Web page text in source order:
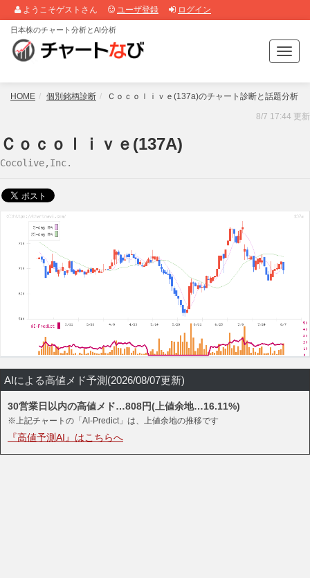
ようこそゲストさん ユーザ登録 ログイン
T
o
g
g
e
n
日本株のチャート分析とAI分析
HOME 個別銘柄診断 Ｃｏｃｏｌｉｖｅ(137a)のチャート診断と話題分析
8/7 17:44 更新
Ｃｏｃｏｌｉｖｅ(137A)
Cocolive,Inc.
AIによる高値メド予測(2026/08/07更新)
30営業日以内の高値メド…808円(上値余地…16.11%)
※上記チャートの「AI-Predict」は、上値余地の推移です
『高値予測AI』はこちらへ